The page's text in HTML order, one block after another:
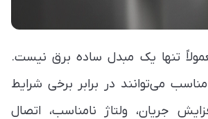
تنها یک مبدل ساده برق نیست.
می‌توانند در برابر برخی شرایط
جریان، ولتاژ نامناسب، اتصال